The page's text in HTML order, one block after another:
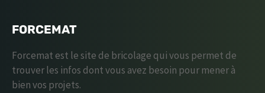
FORCEMAT
Forcemat est le site de bricolage qui vous permet de
trouver les infos dont vous avez besoin pour mener à
bien vos projets.